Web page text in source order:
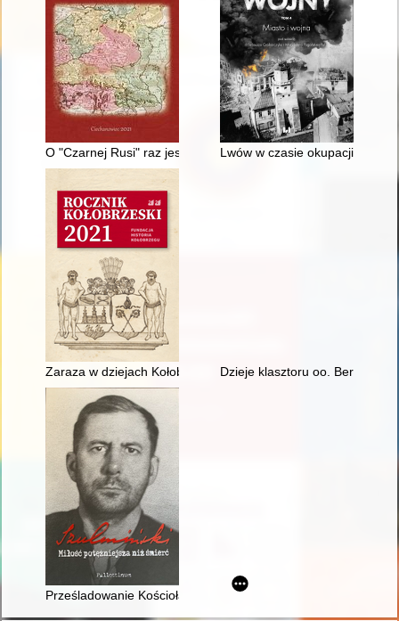
O "Czarnej Rusi" raz jeszcze Lwów w czasie okupacji
Zaraza w dziejach Kołobrzegu Dzieje klasztoru oo.
Prześladowanie Kościoła katolickiego w Związku Sowieckim